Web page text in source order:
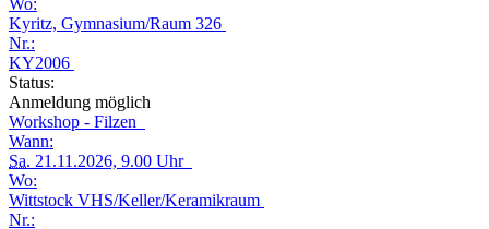
Wo:
Kyritz, Gymnasium/Raum 326
Nr.:
KY2006
Status:
Anmeldung möglich
Workshop - Filzen
Wann:
Sa. 21.11.2026, 9.00 Uhr
Wo:
Wittstock VHS/Keller/Keramikraum
Nr.: